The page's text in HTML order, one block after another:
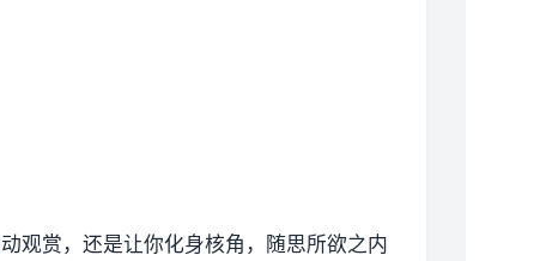
观赏，还是让你化身核角，随思所欲之内